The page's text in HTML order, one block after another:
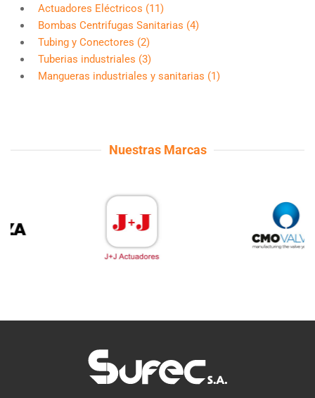
Actuadores Eléctricos (11)
Bombas Centrifugas Sanitarias (4)
Tubing y Conectores (2)
Tuberias industriales (3)
Mangueras industriales y sanitarias (1)
Nuestras Marcas